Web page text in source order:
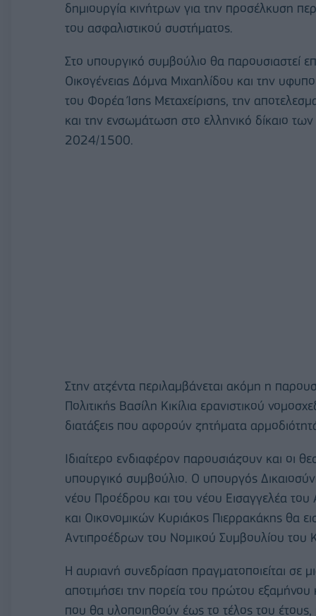
δημιουργία κινήτρων για την προσέλκυση
του ασφαλιστικού συστήματος.
Στο υπουργικό συμβούλιο θα παρουσιαστεί
Οικογένειας Δόμνα Μιχαηλίδου και την
του Φορέα Ίσης Μεταχείρισης, την
και την ενσωμάτωση στο ελληνικό δίκαιο
2024/1500.
Στην ατζέντα περιλαμβάνεται ακόμη η
Πολιτικής Βασίλη Κικίλια ερανιστικού
διατάξεις που αφορούν ζητήματα
Ιδιαίτερο ενδιαφέρον παρουσιάζουν και οι
υπουργικό συμβούλιο. Ο υπουργός
νέου Προέδρου και του νέου Εισαγγελέα
και Οικονομικών Κυριάκος Πιερρακάκης θα
Αντιπροέδρων του Νομικού Συμβουλίου του
Η αυριανή συνεδρίαση πραγματοποιείται σε
αποτιμήσει την πορεία του πρώτου
που θα υλοποιηθούν έως το τέλος του έτους,